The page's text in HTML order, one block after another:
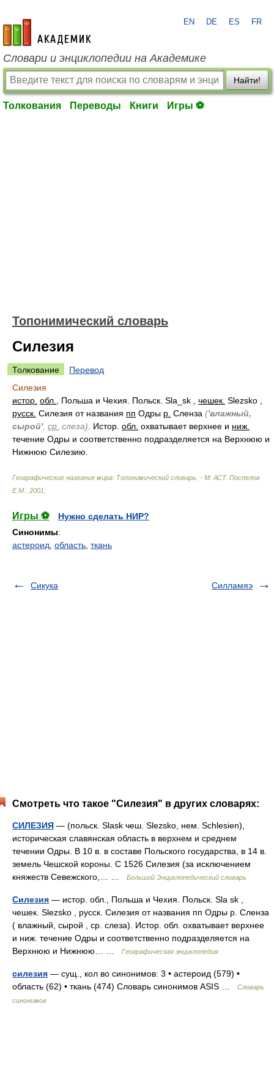
academic.ru
EN DE ES FR
Словари и энциклопедии на Академике
Найти!
Толкования Переводы Книги Игры ⚽
Топонимический словарь
Силезия
Толкование
Перевод
Силезия
истор. обл. , Польша и Чехия. Польск. Sla_sk , чешек. Slezsko ,
русск. Силезия от названия пп Одры р. Сленза ('влажный,
сырой', ср. слеза) . Истор. обл. охватывает верхнее и ниж.
течение Одры и соответственно подразделяется на Верхнюю и
Нижнюю Силезию.
Географические названия мира: Топонимический словарь. - М: АСТ. Поспелов
Е.М.
2001
Игры ⚽
Нужно сделать НИР?
Синонимы:
астероид область ткань
Сикука Силламяэ
Смотреть что такое "Силезия" в других словарях:
СИЛЕЗИЯ — (польск. Slask чеш. Slezsko, нем. Schlesien),
историческая славянская область в верхнем и среднем
течении Одры. В 10 в. в составе Польского государства, в 14 в.
земель Чешской короны. С 1526 Силезия (за исключением
княжеств Севежского,… …
Большой Энциклопедический словарь
Силезия — истор. обл., Польша и Чехия. Польск. Sla sk ,
чешек. Slezsko , русск. Силезия от названия пп Одры р. Сленза
( влажный, сырой , ср. слеза). Истор. обл. охватывает верхнее
и ниж. течение Одры и соответственно подразделяется на
Верхнюю и Нижнюю… …
Географическая энциклопедия
силезия — сущ., кол во синонимов: 3 • астероид (579) •
область (62) • ткань (474) Словарь синонимов ASIS …
Словарь
синонимов